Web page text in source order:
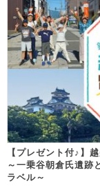
【プレゼント付♪】
～一乗谷朝倉氏遺跡
ラベル～